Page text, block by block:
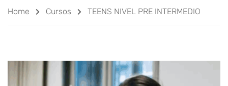
Home Cursos TEENS NIVEL PRE INTERMEDIO